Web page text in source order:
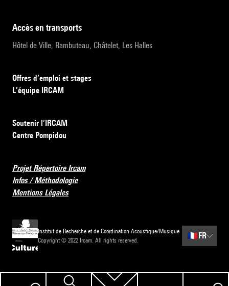
accès en transports
Hôtel de Ville, Rambuteau, Châtelet, Les Halles
Offres d’emploi et stages
L’équipe IRCAM
Soutenir l’IRCAM
Centre Pompidou
Projet Répertoire Ircam
Infos / Méthodologie
Mentions Légales
Institut de Recherche et de Coordination Acoustique/Musique
Copyright © 2022 Ircam. All rights reserved.
🇫🇷 FR